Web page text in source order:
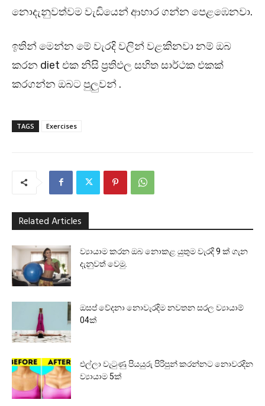
නොදැනුවත්වම වැඩියෙන් ආහාර ගන්න පෙළඹෙනවා.
ඉතින් මෙන්න මේ වැරදි වලින් වළකිනවා නම් ඔබ
කරන diet එක නිසි ප්‍රතිඵල සහිත සාර්ථක එකක්
කරගන්න ඔබට පුලුවන් .
TAGS Exercises
Related Articles
ව්‍යායාම කරන ඔබ නොකළ යුතුම වැරදි 9 ක් ගැන
දැනුවත් වෙමු.
ඔසප් වේදනා නොවැරදිම නවතන සරල ව්‍යායාම්
04ක්
එල්ලා වැටුණු පියයුරු පිරිපුන් කරන්නට නොවරදින
ව්‍යායාම 5ක්